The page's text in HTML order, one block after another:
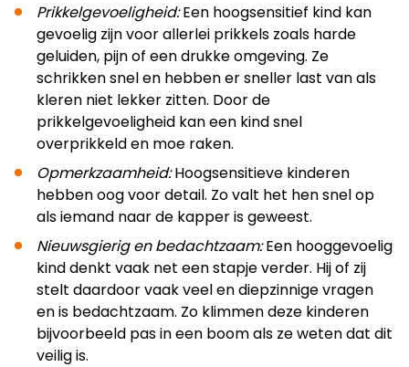
Prikkelgevoeligheid:Een hoogsensitief kind kan
gevoelig zijn voor allerlei prikkels zoals harde
geluiden, pijn of een drukke omgeving. Ze
schrikken snel en hebben er sneller last van als
kleren niet lekker zitten. Door de
prikkelgevoeligheid kan een kind snel
overprikkeld en moe raken.
Opmerkzaamheid:Hoogsensitieve kinderen
hebben oog voor detail. Zo valt het hen snel op
als iemand naar de kapper is geweest.
Nieuwsgierig en bedachtzaam:Een hooggevoelig
kind denkt vaak net een stapje verder. Hij of zij
stelt daardoor vaak veel en diepzinnige vragen
en is bedachtzaam. Zo klimmen deze kinderen
bijvoorbeeld pas in een boom als ze weten dat dit
veilig is.